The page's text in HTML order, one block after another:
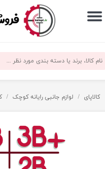
حساب کاربری من
سفارشات
کالاپای لوازم جانبی رایانه کوچک